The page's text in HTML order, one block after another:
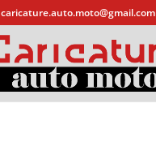
caricature.auto.moto@gmail.com